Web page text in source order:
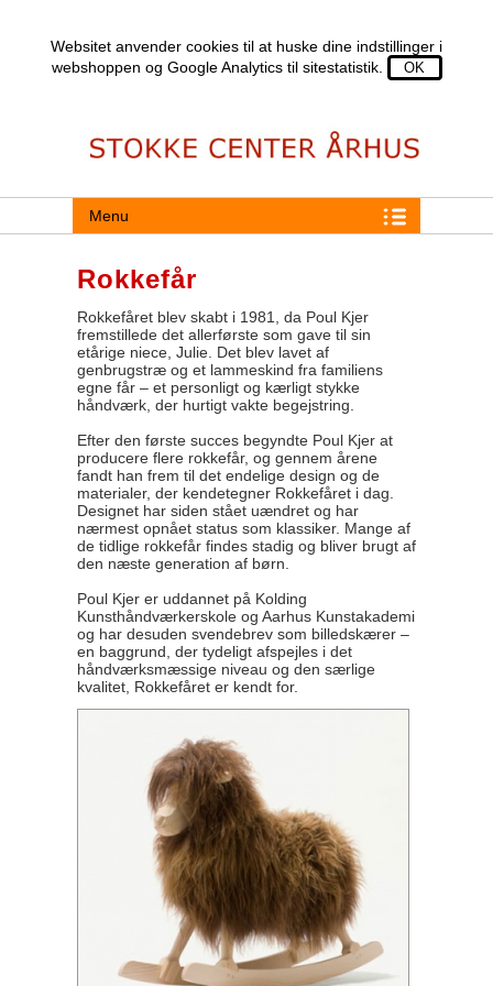
Websitet anvender cookies til at huske dine indstillinger i
webshoppen og Google Analytics til sitestatistik.
Menu
Rokkefår
Rokkefåret blev skabt i 1981, da Poul Kjer
fremstillede det allerførste som gave til sin
etårige niece, Julie. Det blev lavet af
genbrugstræ og et lammeskind fra familiens
egne får – et personligt og kærligt stykke
håndværk, der hurtigt vakte begejstring.
Efter den første succes begyndte Poul Kjer at
producere flere rokkefår, og gennem årene
fandt han frem til det endelige design og de
materialer, der kendetegner Rokkefåret i dag.
Designet har siden stået uændret og har
nærmest opnået status som klassiker. Mange af
de tidlige rokkefår findes stadig og bliver brugt af
den næste generation af børn.
Poul Kjer er uddannet på Kolding
Kunsthåndværkerskole og Aarhus Kunstakademi
og har desuden svendebrev som billedskærer –
en baggrund, der tydeligt afspejles i det
håndværksmæssige niveau og den særlige
kvalitet, Rokkefåret er kendt for.